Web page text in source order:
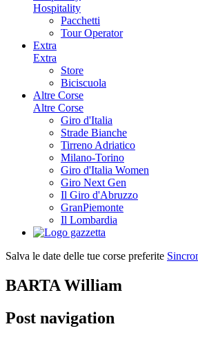
Hospitality
Pacchetti
Tour Operator
Extra
Extra
Store
Biciscuola
Altre Corse
Altre Corse
Giro d'Italia
Strade Bianche
Tirreno Adriatico
Milano-Torino
Giro d'Italia Women
Giro Next Gen
Il Giro d'Abruzzo
GranPiemonte
Il Lombardia
Salva le date delle tue corse preferite
BARTA William
Post navigation